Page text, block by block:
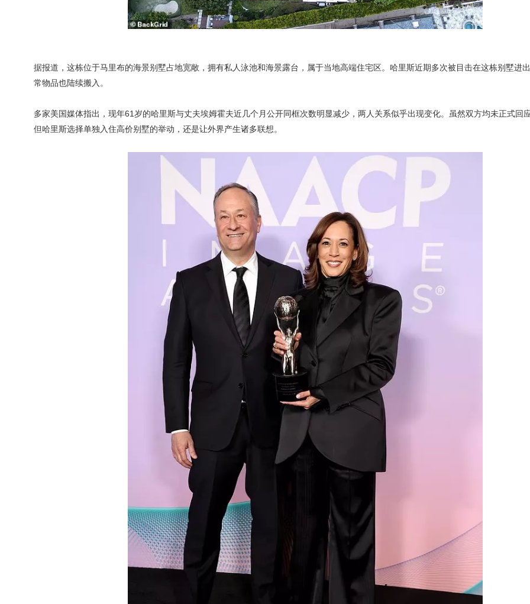
据报道，这栋位于马里布的海景别墅占地宽敞，拥有私人泳池和海景露台，属于当地高端住宅区。哈里斯近期多次被目击在这栋别墅进
常物品也陆续搬入。
多家美国媒体指出，现年61岁的哈里斯与丈夫埃姆霍夫近几个月公开同框次数明显减少，两人关系似乎出现变化。虽然双方均未正式回
但哈里斯选择单独入住高价别墅的举动，还是让外界产生诸多联想。